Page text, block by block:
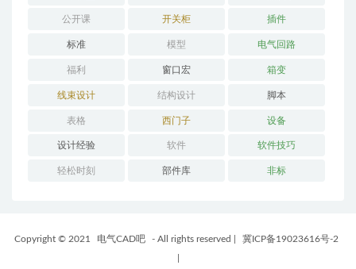
公开课 开关柜 插件
标准 模型 电气回路
福利 窗口宏 箱变
线束设计 结构设计 脚本
表格 西门子 设备
设计经验 软件 软件技巧
轻松时刻 部件库 非标
Copyright © 2021 电气CAD吧 - All rights reserved
冀ICP备19023616号-2